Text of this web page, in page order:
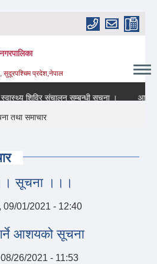
सुदूरपश्चिम प्रदेश,नेपाल
स्वास्थ्य शिविर संचालन सम्बन्धी सूचना ।
तथा समाचार
सूचना ।।।
09/01/2021 - 12:40
आशयको सूचना
26/2021 - 11:53